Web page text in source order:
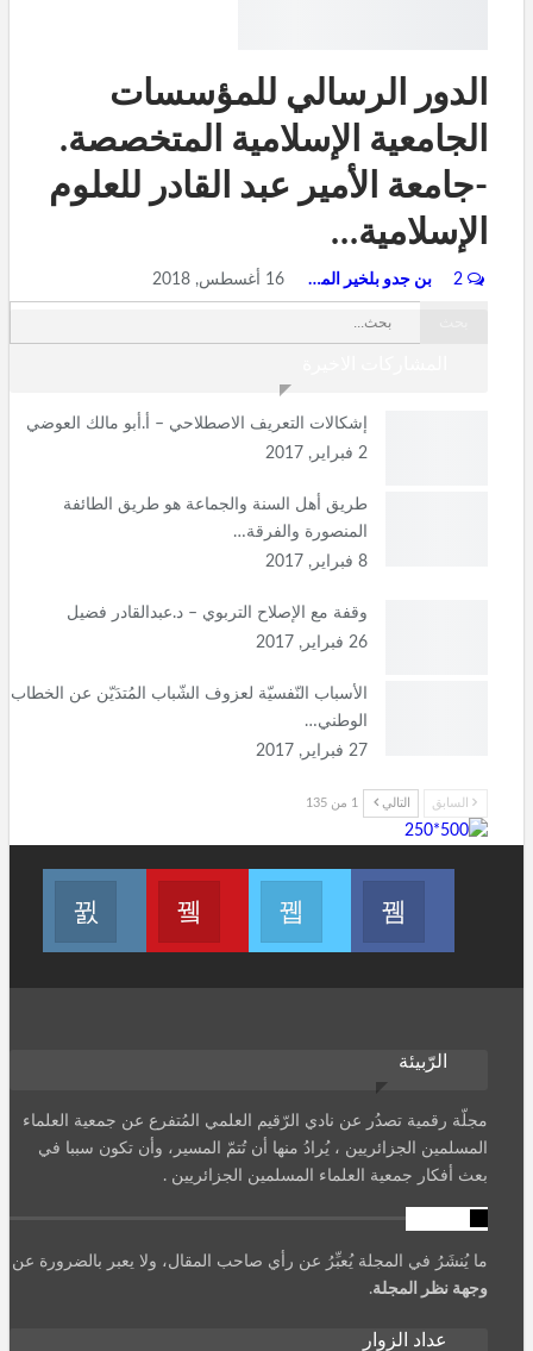
الدور الرسالي للمؤسسات
الجامعية الإسلامية المتخصصة.
-جامعة الأمير عبد القادر للعلوم
الإسلامية…
بن جدو بلخير المشرف العام 16 أغسطس, 2018
إشكالات التعريف الاصطلاحي – أ.أبو مالك العوضي
2 فبراير, 2017
طريق أهل السنة والجماعة هو طريق الطائفة
المنصورة والفرقة…
8 فبراير, 2017
وقفة مع الإصلاح التربوي – د.عبدالقادر فضيل
26 فبراير, 2017
الأسباب النّفسيّة لعزوف الشّباب المُتدَيّن عن الخطاب
الوطني…
27 فبراير, 2017
السابق التالي 1 من 135
انظم لنا على فيسبوكانظم لنا على تويتر Join us on Youtubeانضم لنا على
الرّبيئة
مجلّة رقمية تصدُر عن نادي الرّقيم العلمي المُتفرع عن جمعية العلماء
المسلمين الجزائريين ، يُرادُ منها أن تُتمّ المسير، وأن تكون سببا في
بعث أفكار جمعية العلماء المسلمين الجزائريين .
ما يُنشَرُ في المجلة يُعبِّرُ عن رأي صاحب المقال، ولا يعبر بالضرورة عن
وجهة نظر المجلة.
عداد الزوار